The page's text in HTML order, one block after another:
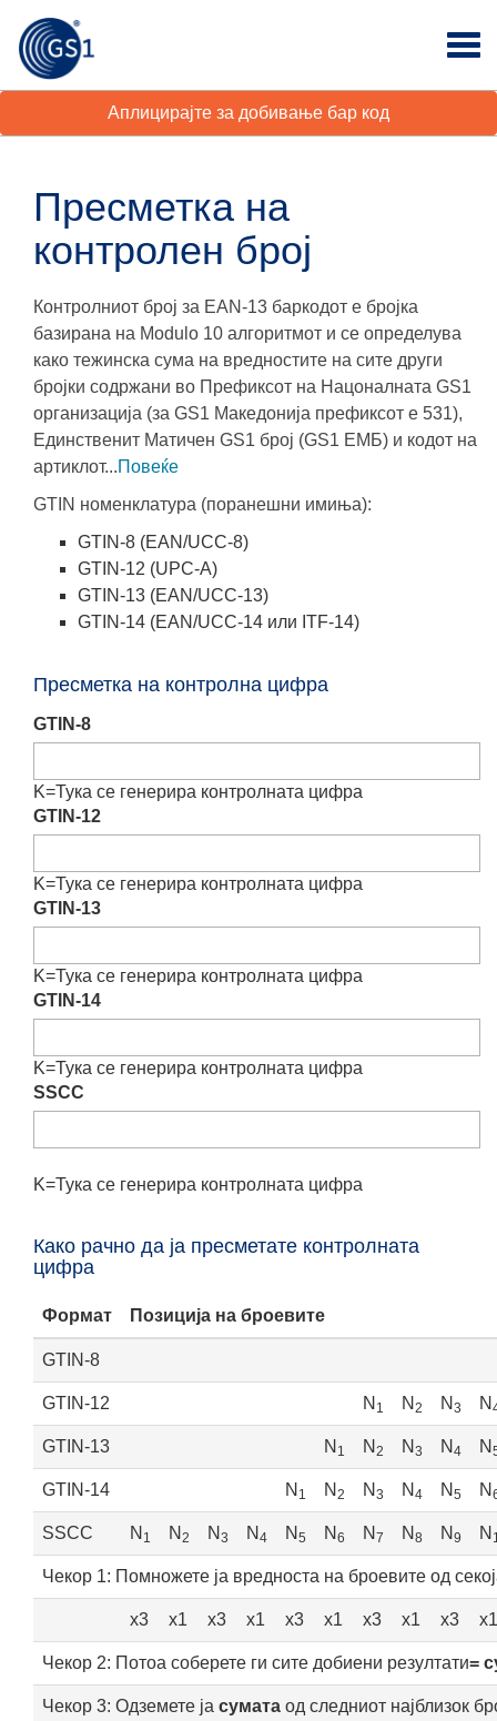
Аплицирајте за добивање бар код
Пресметка на
контролен број
Контролниот број за EAN-13 баркодот е бројка
базирана на Modulo 10 алгоритмот и се определува
како тежинска сума на вредностите на сите други
бројки содржани во Префиксот на Нацоналната GS1
организација (за GS1 Македонија префиксот е 531),
Единственит Матичен GS1 број (GS1 ЕМБ) и кодот на
артиклот...Повеќе
GTIN номенклатура (поранешни имиња):
GTIN-8 (EAN/UCC-8)
GTIN-12 (UPC-A)
GTIN-13 (EAN/UCC-13)
GTIN-14 (EAN/UCC-14 или ITF-14)
Пресметка на контролна цифра
GTIN-8
K=Тука се генерира контролната цифра
GTIN-12
K=Тука се генерира контролната цифра
GTIN-13
K=Тука се генерира контролната цифра
GTIN-14
K=Тука се генерира контролната цифра
SSCC
K=Тука се генерира контролната цифра
Како рачно да ја пресметате контролната
цифра
Формат Позиција на броевите
GTIN-8
GTIN-12 N 1 N 2 N 3 N
GTIN-13 N 1 N 2 N 3 N 4 N
GTIN-14 N 1 N 2 N 3 N 4 N 5 N
SSCC N 1 N 2 N 3 N 4 N 5 N 6 N 7 N 8 N 9 N
Чекор 1: Помножете ја вредноста на броевите од
x3 x1 x3 x1 x3 x1 x3 x1 x3 x1
Чекор 2: Потоа соберете ги сите добиени резултати=
Чекор 3: Одземете ја сумата од следниот најблизок